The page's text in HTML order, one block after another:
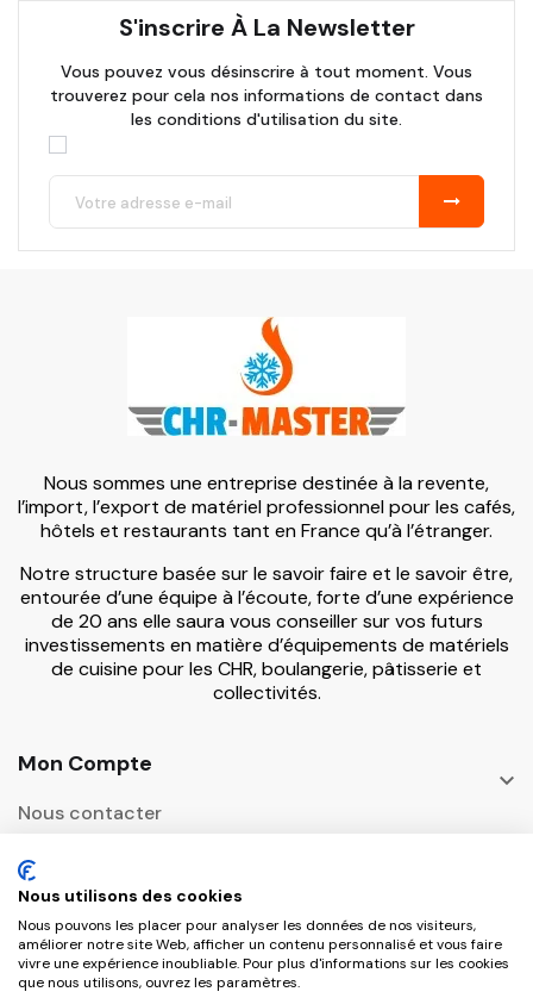
S'inscrire À La Newsletter
Vous pouvez vous désinscrire à tout moment. Vous
trouverez pour cela nos informations de contact dans
les conditions d'utilisation du site.
Nous sommes une entreprise destinée à la revente,
l’import, l’export de matériel professionnel pour les cafés,
hôtels et restaurants tant en France qu’à l’étranger.
Notre structure basée sur le savoir faire et le savoir être,
entourée d’une équipe à l’écoute, forte d’une expérience
de 20 ans elle saura vous conseiller sur vos futurs
investissements en matière d’équipements de matériels
de cuisine pour les CHR, boulangerie, pâtisserie et
collectivités.
Mon Compte

Nous contacter
Informations
Adresse Postale
Nous utilisons des cookies
Nous pouvons les placer pour analyser les données de nos visiteurs,
améliorer notre site Web, afficher un contenu personnalisé et vous faire
vivre une expérience inoubliable. Pour plus d'informations sur les cookies
que nous utilisons, ouvrez les paramètres.